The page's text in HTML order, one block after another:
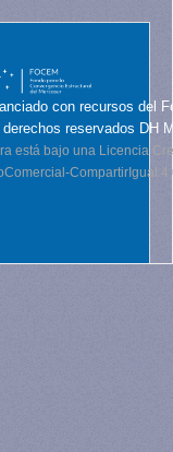
con recursos del
reservados DH
está bajo una Licencia
CompartirIgual